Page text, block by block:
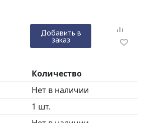
Добавить в
заказ
Количество
Нет в наличии
1 шт.